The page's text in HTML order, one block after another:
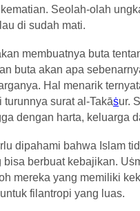
Seolah-olah
di sudah mati.
membuatnya buta
buta akan apa
Hal menarik
turunnya surat al-Takāṡur.
dengan harta, keluarga
dipahami bahwa Islam
bisa berbuat kebajikan. Uṡ
mereka yang memiliki
filantropi yang luas.